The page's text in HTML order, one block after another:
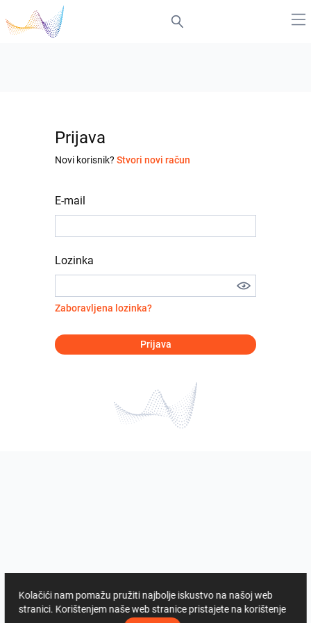
Prijava
Novi korisnik? Stvori novi račun
E-mail
Lozinka
Zaboravljena lozinka?
Prijava
Kolačići nam pomažu pružiti najbolje iskustvo na našoj web
stranici. Korištenjem naše web stranice pristajete na korištenje